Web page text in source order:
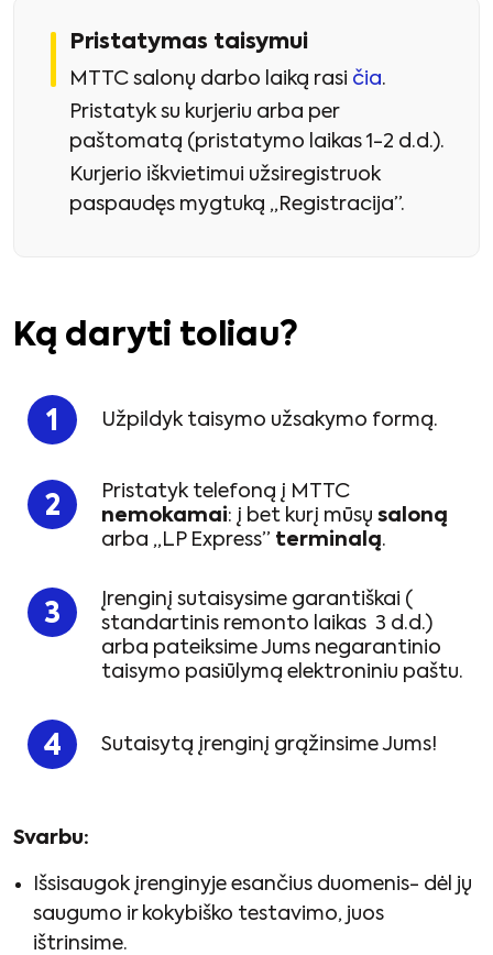
Pristatymas taisymui
MTTC salonų darbo laiką rasi čia.
Pristatyk su kurjeriu arba per
paštomatą (pristatymo laikas 1-2 d.d.).
Kurjerio iškvietimui užsiregistruok
paspaudęs mygtuką „Registracija”.
Ką daryti toliau?
Užpildyk taisymo užsakymo formą.
Pristatyk telefoną į MTTC
nemokamai: į bet kurį mūsų saloną
arba „LP Express” terminalą.
Įrenginį sutaisysime garantiškai (
standartinis remonto laikas 3 d.d.)
arba pateiksime Jums negarantinio
taisymo pasiūlymą elektroniniu paštu.
Sutaisytą įrenginį grąžinsime Jums!
Svarbu:
Išsisaugok įrenginyje esančius duomenis- dėl jų
saugumo ir kokybiško testavimo, juos
ištrinsime.